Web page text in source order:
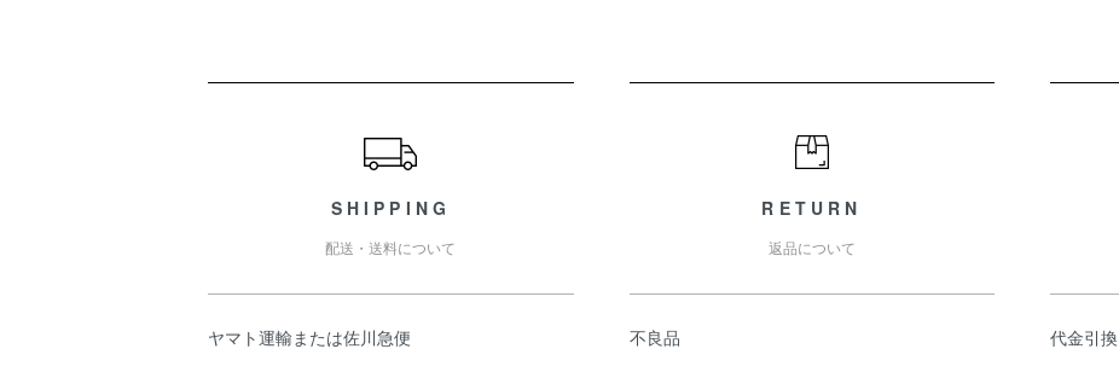
SHIPPING
配送・送料について
ヤマト運輸または佐川急便
RETURN
返品について
不良品
代金引換